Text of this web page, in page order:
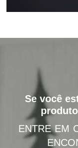
Se você
ENTRE EM